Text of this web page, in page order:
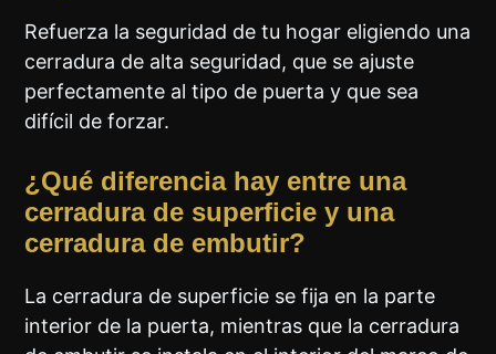
Refuerza la seguridad de tu hogar eligiendo una
cerradura de alta seguridad, que se ajuste
perfectamente al tipo de puerta y que sea
difícil de forzar.
¿Qué diferencia hay entre una
cerradura de superficie y una
cerradura de embutir?
La cerradura de superficie se fija en la parte
interior de la puerta, mientras que la cerradura